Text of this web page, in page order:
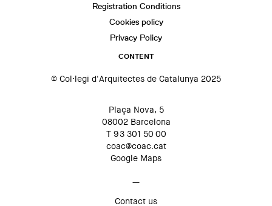
Registration Conditions
Cookies policy
Privacy Policy
CONTENT
© Col·legi d'Arquitectes de Catalunya 2025
Plaça Nova, 5
08002 Barcelona
T 93 301 50 00
coac@coac.cat
Google Maps
—
Contact us